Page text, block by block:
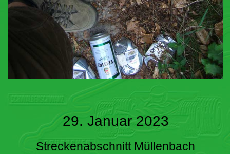
29. Januar 2023
Streckenabschnitt Müllenbach